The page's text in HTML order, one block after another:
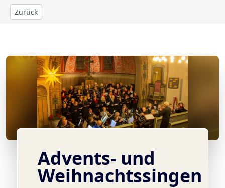
Zurück
Advents- und
Weihnachtssingen